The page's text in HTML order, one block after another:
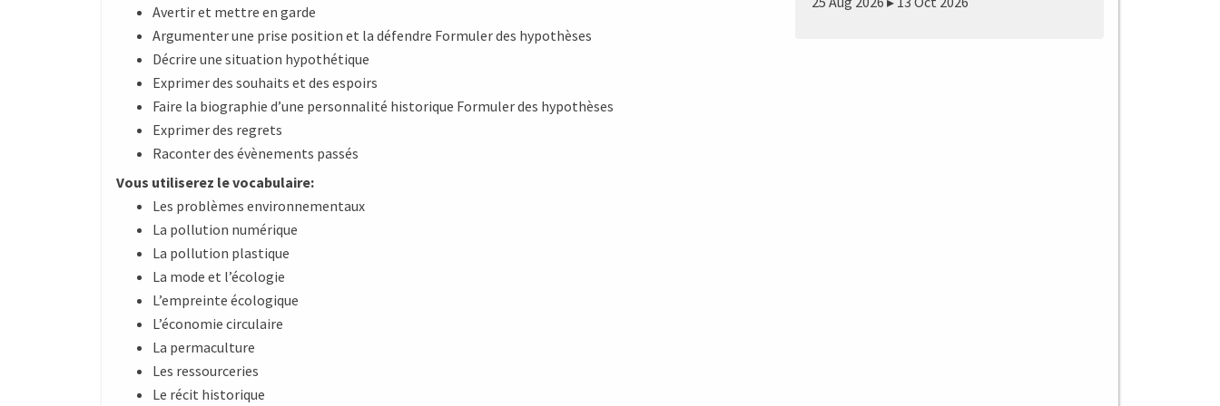
Avertir et mettre en garde
Argumenter une prise position et la défendre Formuler des hypothèses
Décrire une situation hypothétique
Exprimer des souhaits et des espoirs
Faire la biographie d’une personnalité historique Formuler des hypothèses
Exprimer des regrets
Raconter des évènements passés
Vous utiliserez le vocabulaire:
Les problèmes environnementaux
La pollution numérique
La pollution plastique
La mode et l’écologie
L’empreinte écologique
L’économie circulaire
La permaculture
Les ressourceries
Le récit historique